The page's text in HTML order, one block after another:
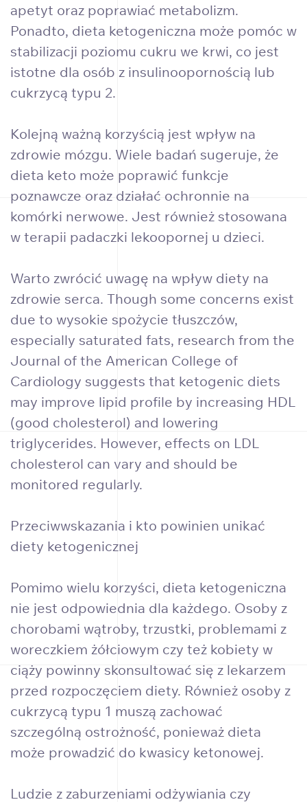
apetyt oraz poprawiać metabolizm.
Ponadto, dieta ketogeniczna może pomóc w
stabilizacji poziomu cukru we krwi, co jest
istotne dla osób z insulinoopornością lub
cukrzycą typu 2.
Kolejną ważną korzyścią jest wpływ na
zdrowie mózgu. Wiele badań sugeruje, że
dieta keto może poprawić funkcje
poznawcze oraz działać ochronnie na
komórki nerwowe. Jest również stosowana
w terapii padaczki lekoopornej u dzieci.
Warto zwrócić uwagę na wpływ diety na
zdrowie serca. Though some concerns exist
due to wysokie spożycie tłuszczów,
especially saturated fats, research from the
Journal of the American College of
Cardiology suggests that ketogenic diets
may improve lipid profile by increasing HDL
(good cholesterol) and lowering
triglycerides. However, effects on LDL
cholesterol can vary and should be
monitored regularly.
Przeciwwskazania i kto powinien unikać
diety ketogenicznej
Pomimo wielu korzyści, dieta ketogeniczna
nie jest odpowiednia dla każdego. Osoby z
chorobami wątroby, trzustki, problemami z
woreczkiem żółciowym czy też kobiety w
ciąży powinny skonsultować się z lekarzem
przed rozpoczęciem diety. Również osoby z
cukrzycą typu 1 muszą zachować
szczególną ostrożność, ponieważ dieta
może prowadzić do kwasicy ketonowej.
Ludzie z zaburzeniami odżywiania czy